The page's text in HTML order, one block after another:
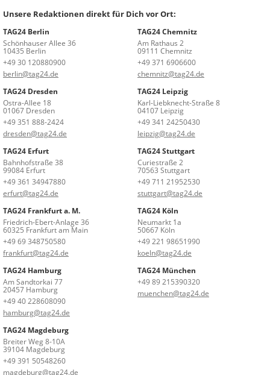
Unsere Redaktionen direkt für Dich vor Ort:
TAG24 Berlin
Schönhauser Allee 36
10435 Berlin
+49 30 120880900
berlin@tag24.de
TAG24 Chemnitz
Am Rathaus 2
09111 Chemnitz
+49 371 6906600
chemnitz@tag24.de
TAG24 Dresden
Ostra-Allee 18
01067 Dresden
+49 351 888-2424
dresden@tag24.de
TAG24 Leipzig
Karl-Liebknecht-Straße 8
04107 Leipzig
+49 341 24250430
leipzig@tag24.de
TAG24 Erfurt
Bahnhofstraße 38
99084 Erfurt
+49 361 34947880
erfurt@tag24.de
TAG24 Stuttgart
Curiestraße 2
70563 Stuttgart
+49 711 21952530
stuttgart@tag24.de
TAG24 Frankfurt a. M.
Friedrich-Ebert-Anlage 36
60325 Frankfurt am Main
+49 69 348750580
frankfurt@tag24.de
TAG24 Köln
Neumarkt 1a
50667 Köln
+49 221 98651990
koeln@tag24.de
TAG24 Hamburg
Am Sandtorkai 77
20457 Hamburg
+49 40 228608090
hamburg@tag24.de
TAG24 München
+49 89 215390320
muenchen@tag24.de
TAG24 Magdeburg
Breiter Weg 8-10A
39104 Magdeburg
+49 391 50548260
magdeburg@tag24.de